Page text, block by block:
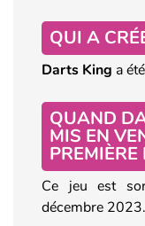
QUI A
Darts King a
QUAND
MIS EN
PREMIÈRE
Ce jeu est
décembre 2023.